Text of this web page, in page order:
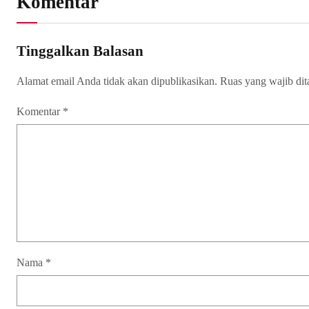
Tinggalkan Balasan
Alamat email Anda tidak akan dipublikasikan. Ruas yang wajib
Komentar *
Nama *